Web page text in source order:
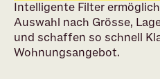
Intelligente Filter
Auswahl nach Grösse,
und schaffen so schnell
Wohnungsangebot.